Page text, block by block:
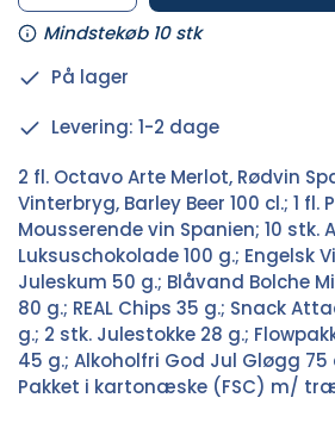
Mindstekøb 10 stk
På lager
Levering: 1-2 dage
2 fl. Octavo Arte Merlot, Rødvin
Vinterbryg, Barley Beer 100 cl.; 1 fl.
Mousserende vin Spanien; 10 stk.
Luksuschokolade 100 g.; Engelsk
Juleskum 50 g.; Blåvand Bolche
80 g.; REAL Chips 35 g.; Snack
g.; 2 stk. Julestokke 28 g.;
45 g.; Alkoholfri God Jul Gløgg 75
Pakket i kartonæske (FSC) m/